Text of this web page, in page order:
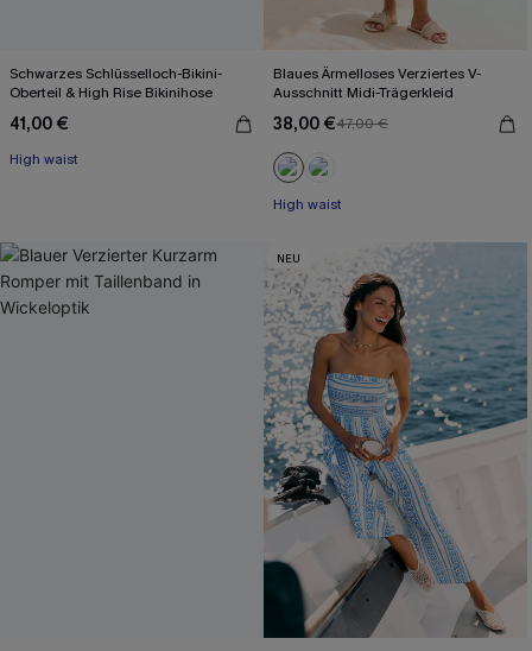
Schwarzes Schlüsselloch-Bikini-
Oberteil & High Rise Bikinihose
41,00 €
High waist
Blaues Ärmelloses Verziertes V-
Ausschnitt Midi-Trägerkleid
38,00 €47,00 €
High waist
NEU